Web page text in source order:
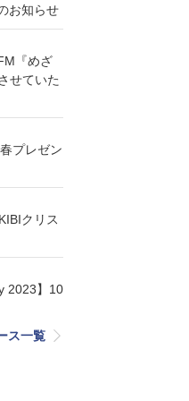
お知らせ
『めざ
せていた
プレゼン
クリス
2023】10
ス一覧